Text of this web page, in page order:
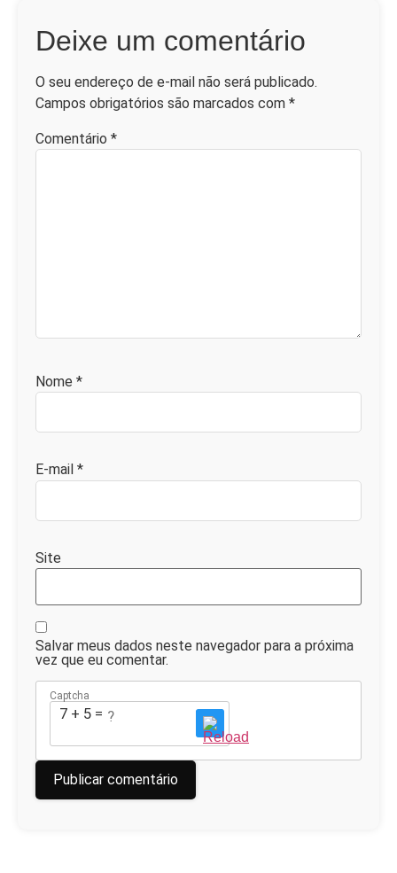
Deixe um comentário
O seu endereço de e-mail não será publicado.
Campos obrigatórios são marcados com *
Comentário *
Nome *
E-mail *
Site
Salvar meus dados neste navegador para a próxima
vez que eu comentar.
Captcha
7 + 5 = ?